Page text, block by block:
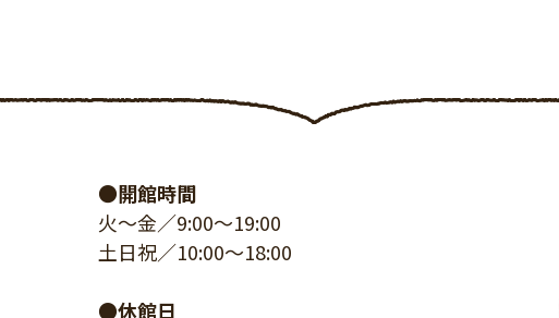
●開館時間
火～金／9:00～19:00
土日祝／10:00～18:00
●休館日